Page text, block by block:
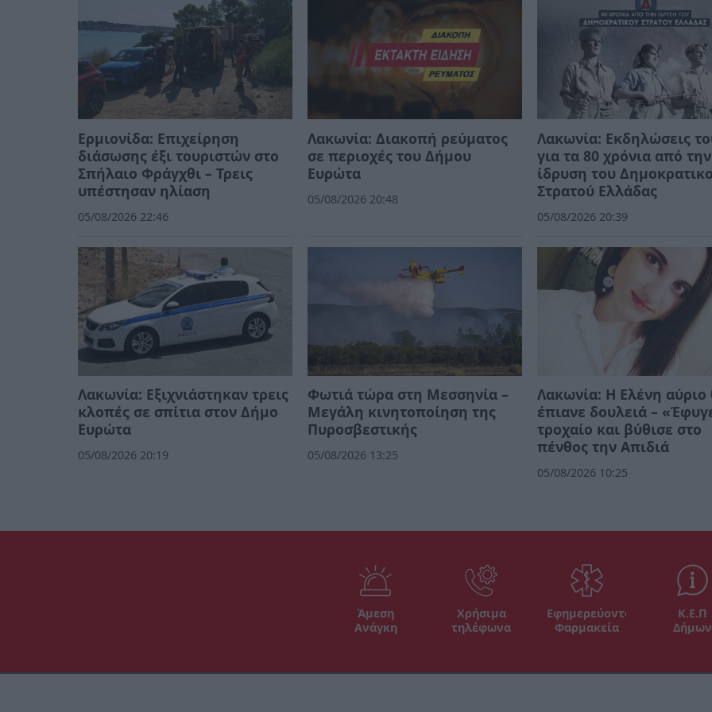
Ερμιονίδα: Επιχείρηση
διάσωσης έξι τουριστών στο
Σπήλαιο Φράγχθι – Τρεις
υπέστησαν ηλίαση
05/08/2026 22:46
Λακωνία: Διακοπή ρεύματος
σε περιοχές του Δήμου
Ευρώτα
05/08/2026 20:48
Λακωνία: Εκδηλώσεις
για τα 80 χρόνια από την
ίδρυση του
Στρατού Ελλάδας
05/08/2026 20:39
Λακωνία: Εξιχνιάστηκαν τρεις
κλοπές σε σπίτια στον Δήμο
Ευρώτα
05/08/2026 20:19
Φωτιά τώρα στη Μεσσηνία –
Μεγάλη κινητοποίηση της
Πυροσβεστικής
05/08/2026 13:25
Λακωνία: Η Ελένη αύριο
έπιανε δουλειά –
τροχαίο και βύθισε στο
πένθος την Απιδιά
05/08/2026 10:25
Άμεση
Ανάγκη
Χρήσιμα
τηλέφωνα
Εφημερεύοντα
Φαρμακεία
Κ.Ε.Π
Δήμων